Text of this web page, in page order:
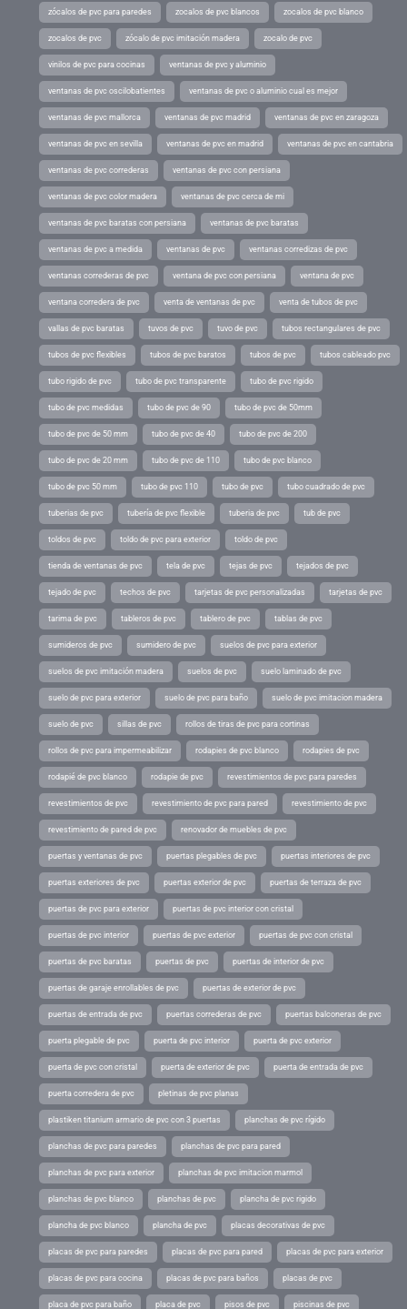
zócalos de pvc para paredes zocalos de pvc blancos zocalos de pvc blanco
zocalos de pvc zócalo de pvc imitación madera zocalo de pvc
vinilos de pvc para cocinas ventanas de pvc y aluminio
ventanas de pvc oscilobatientes ventanas de pvc o aluminio cual es mejor
ventanas de pvc mallorca ventanas de pvc madrid ventanas de pvc en zaragoza
ventanas de pvc en sevilla ventanas de pvc en madrid ventanas de pvc en cantabria
ventanas de pvc correderas ventanas de pvc con persiana
ventanas de pvc color madera ventanas de pvc cerca de mi
ventanas de pvc baratas con persiana ventanas de pvc baratas
ventanas de pvc a medida ventanas de pvc ventanas corredizas de pvc
ventanas correderas de pvc ventana de pvc con persiana ventana de pvc
ventana corredera de pvc venta de ventanas de pvc venta de tubos de pvc
vallas de pvc baratas tuvos de pvc tuvo de pvc tubos rectangulares de pvc
tubos de pvc flexibles tubos de pvc baratos tubos de pvc tubos cableado pvc
tubo rigido de pvc tubo de pvc transparente tubo de pvc rigido
tubo de pvc medidas tubo de pvc de 90 tubo de pvc de 50mm
tubo de pvc de 50 mm tubo de pvc de 40 tubo de pvc de 200
tubo de pvc de 20 mm tubo de pvc de 110 tubo de pvc blanco
tubo de pvc 50 mm tubo de pvc 110 tubo de pvc tubo cuadrado de pvc
tuberias de pvc tubería de pvc flexible tuberia de pvc tub de pvc
toldos de pvc toldo de pvc para exterior toldo de pvc
tienda de ventanas de pvc tela de pvc tejas de pvc tejados de pvc
tejado de pvc techos de pvc tarjetas de pvc personalizadas tarjetas de pvc
tarima de pvc tableros de pvc tablero de pvc tablas de pvc
sumideros de pvc sumidero de pvc suelos de pvc para exterior
suelos de pvc imitación madera suelos de pvc suelo laminado de pvc
suelo de pvc para exterior suelo de pvc para baño suelo de pvc imitacion madera
suelo de pvc sillas de pvc rollos de tiras de pvc para cortinas
rollos de pvc para impermeabilizar rodapies de pvc blanco rodapies de pvc
rodapié de pvc blanco rodapie de pvc revestimientos de pvc para paredes
revestimientos de pvc revestimiento de pvc para pared revestimiento de pvc
revestimiento de pared de pvc renovador de muebles de pvc
puertas y ventanas de pvc puertas plegables de pvc puertas interiores de pvc
puertas exteriores de pvc puertas exterior de pvc puertas de terraza de pvc
puertas de pvc para exterior puertas de pvc interior con cristal
puertas de pvc interior puertas de pvc exterior puertas de pvc con cristal
puertas de pvc baratas puertas de pvc puertas de interior de pvc
puertas de garaje enrollables de pvc puertas de exterior de pvc
puertas de entrada de pvc puertas correderas de pvc puertas balconeras de pvc
puerta plegable de pvc puerta de pvc interior puerta de pvc exterior
puerta de pvc con cristal puerta de exterior de pvc puerta de entrada de pvc
puerta corredera de pvc pletinas de pvc planas
plastiken titanium armario de pvc con 3 puertas planchas de pvc rígido
planchas de pvc para paredes planchas de pvc para pared
planchas de pvc para exterior planchas de pvc imitacion marmol
planchas de pvc blanco planchas de pvc plancha de pvc rigido
plancha de pvc blanco plancha de pvc placas decorativas de pvc
placas de pvc para paredes placas de pvc para pared placas de pvc para exterior
placas de pvc para cocina placas de pvc para baños placas de pvc
placa de pvc para baño placa de pvc pisos de pvc piscinas de pvc